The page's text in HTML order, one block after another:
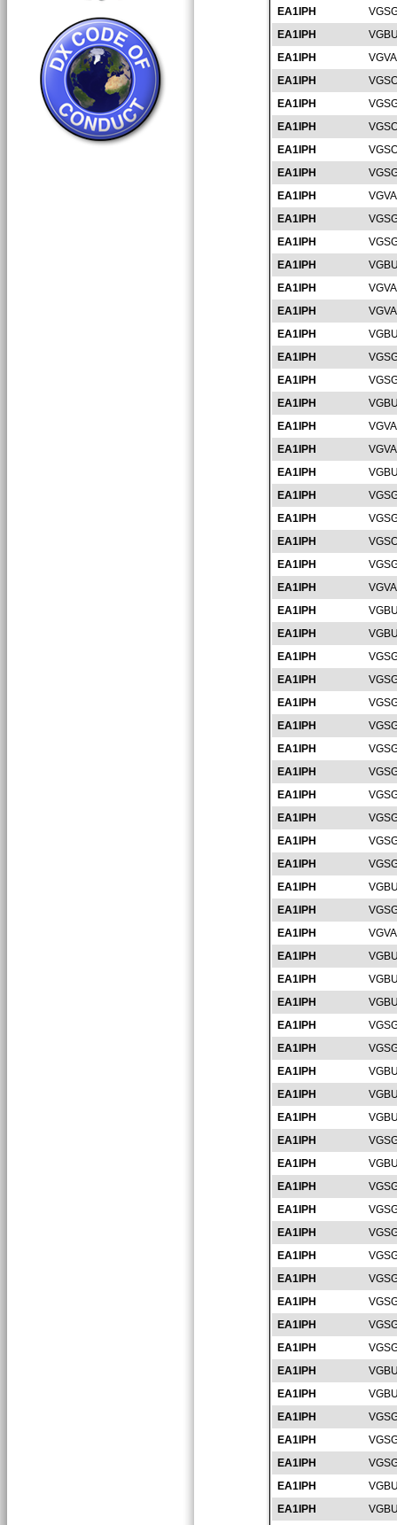
EA1IPH
EA1IPH
EA1IPH
EA1IPH
EA1IPH
EA1IPH
EA1IPH
EA1IPH
EA1IPH
EA1IPH
EA1IPH
EA1IPH
EA1IPH
EA1IPH
EA1IPH
EA1IPH
EA1IPH
EA1IPH
EA1IPH
EA1IPH
EA1IPH
EA1IPH
EA1IPH
EA1IPH
EA1IPH
EA1IPH
EA1IPH
EA1IPH
EA1IPH
EA1IPH
EA1IPH
EA1IPH
EA1IPH
EA1IPH
EA1IPH
EA1IPH
EA1IPH
EA1IPH
EA1IPH
EA1IPH
EA1IPH
EA1IPH
EA1IPH
EA1IPH
EA1IPH
EA1IPH
EA1IPH
EA1IPH
EA1IPH
EA1IPH
EA1IPH
EA1IPH
EA1IPH
EA1IPH
EA1IPH
EA1IPH
EA1IPH
EA1IPH
EA1IPH
EA1IPH
EA1IPH
EA1IPH
EA1IPH
EA1IPH
EA1IPH
EA1IPH